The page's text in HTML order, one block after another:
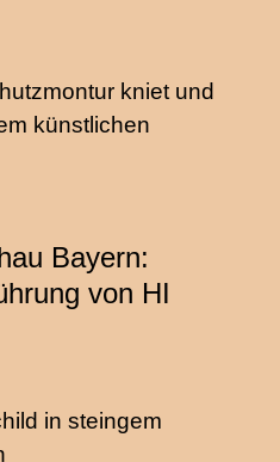
Bayern:
von HI